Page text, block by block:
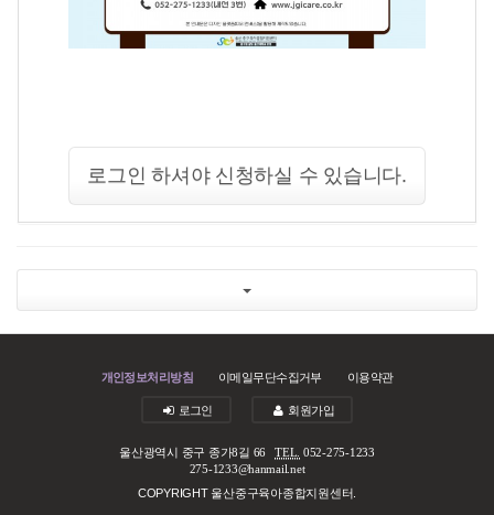
로그인 하셔야 신청하실 수 있습니다.
개인정보처리방침 이메일무단수집거부 이용약관
로그인 회원가입
울산광역시 중구 종가8길 66TEL. 052-275-1233
275-1233@hanmail.net
COPYRIGHT 울산중구육아종합지원센터.